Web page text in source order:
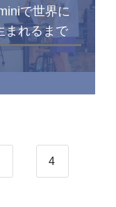
で世界に
まれるまで
4